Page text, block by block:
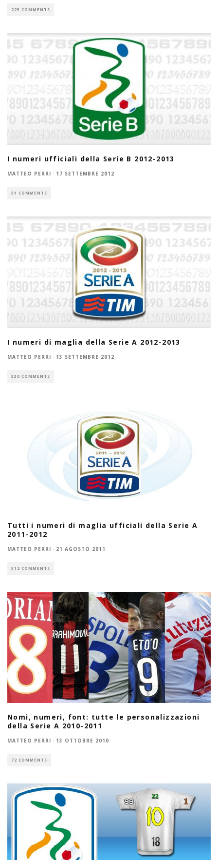
225 COMMENTS
I numeri ufficiali della Serie B 2012-2013
MATTEO PERRI · 17 SETTEMBRE 2012
51 COMMENTS
I numeri di maglia della Serie A 2012-2013
MATTEO PERRI · 13 SETTEMBRE 2012
330 COMMENTS
Tutti i numeri di maglia ufficiali della Serie A
2011-2012
MATTEO PERRI · 21 AGOSTO 2011
512 COMMENTS
Nomi, numeri, font: tutte le personalizzazioni
della Serie A 2010-2011
MATTEO PERRI · 13 OTTOBRE 2010
72 COMMENTS